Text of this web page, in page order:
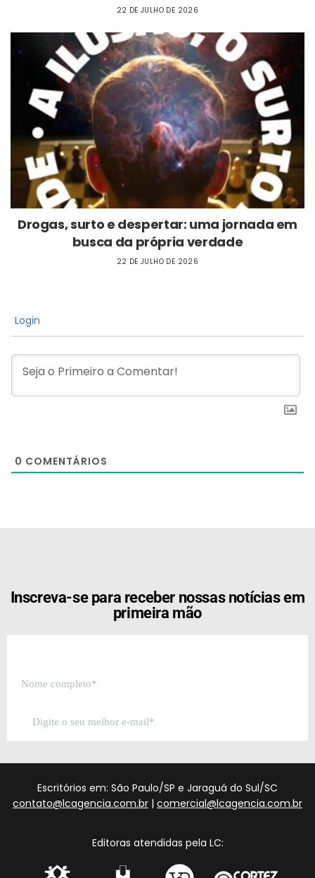
22 DE JULHO DE 2026
Drogas, surto e despertar: uma jornada em
busca da própria verdade
22 DE JULHO DE 2026
Login
0 COMENTÁRIOS
Inscreva-se para receber nossas notícias em
primeira mão
Escritórios em: São Paulo/SP e Jaraguá do Sul/SC
contato@lcagencia.com.br | comercial@lcagencia.com.br
Editoras atendidas pela LC: